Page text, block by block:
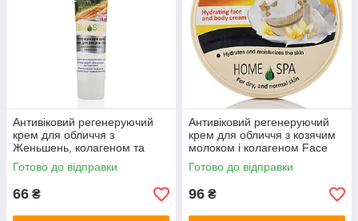
Антивіковий регенеруючий
крем для обличчя з
Женьшень, колагеном та
еластином, Face Cream,
Belle Jardin, 125 мл
Готово до відправки
66 ₴
Антивіковий регенеруючий
крем для обличчя з козячим
молоком і колагеном Face
Cream, Belle Jardin, 200 мл
Готово до відправки
96 ₴